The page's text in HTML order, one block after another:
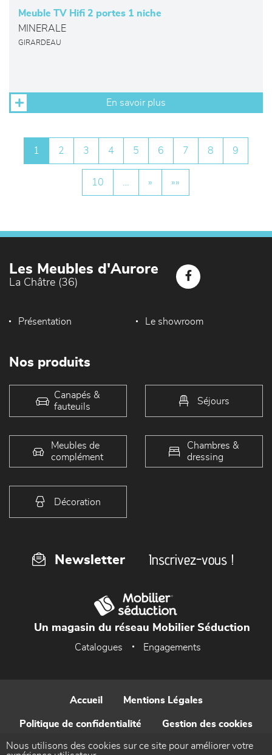
Meuble TV Hifi 2 portes 1 niche
MINERALE
GIRARDEAU
En savoir plus
1 2 3 4 5 6 7 8 9
10 » »»
Les Meubles d'Aurore
La Châtre (36)
Présentation Le showroom
Nos produits
Canapés &
fauteuils
Séjours
Meubles de
complément
Chambres &
dressing
Décoration
Newsletter Inscrivez-vous !
Un magasin du réseau Mobilier Séduction
Catalogues Engagements
Accueil Mentions Légales
Politique de confidentialité Gestion des cookies
Contact
Nous utilisons des cookies sur ce site pour améliorer votre